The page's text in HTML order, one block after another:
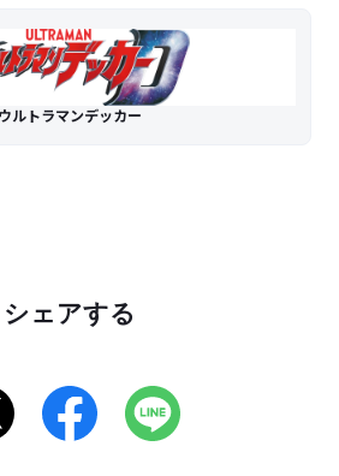
ウルトラマンデッカー
シェアする